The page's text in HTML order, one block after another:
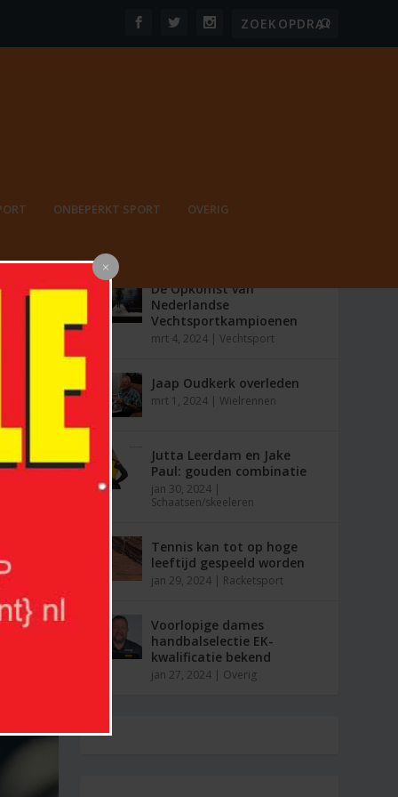
ONBEPERKT SPORT OVERIG
De Opkomst van
Nederlandse
Vechtsportkampioenen
mrt 4, 2024 |Vechtsport
Jaap Oudkerk overleden
mrt 1, 2024 | Wielrennen
Jutta Leerdam en Jake
Paul: gouden combinatie
jan 30, 2024 |
Schaatsen/skeeleren
Tennis kan tot op hoge
leeftijd gespeeld worden
jan 29, 2024 | Racketsport
Voorlopige dames
handbalselectie EK-
kwalificatie bekend
jan 27, 2024 | Overig